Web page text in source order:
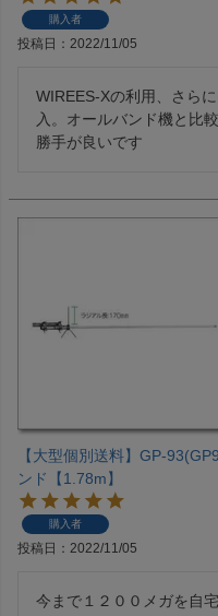
購入者
投稿日 2022/11/05
WIREES-Xの利用、さら
入。オールバンド機と比
勝手が良いです
【大型個別送料】GP-
ンド【1.78m】
購入者
投稿日 2022/11/05
今まで１２００メガを自